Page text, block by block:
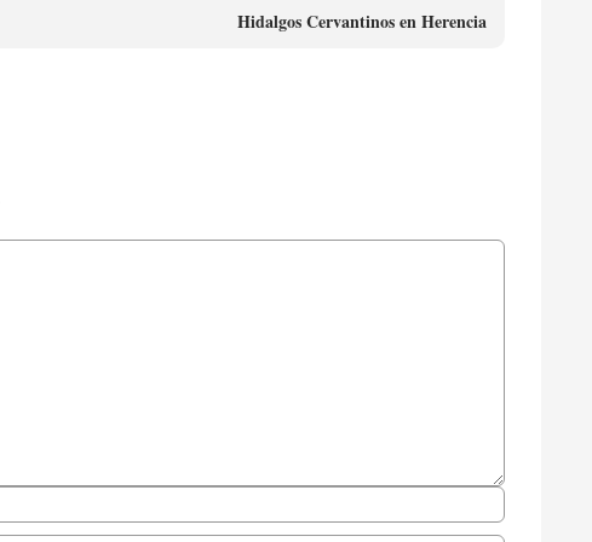
Hidalgos Cervantinos en Herencia